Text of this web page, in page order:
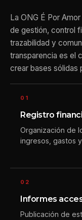
La ONG É Por
de gestión, control
trazabilidad y
transparencia es el
crear bases sólidas
01
Registro
Organización de
ingresos, gastos
02
Informes
Publicación de